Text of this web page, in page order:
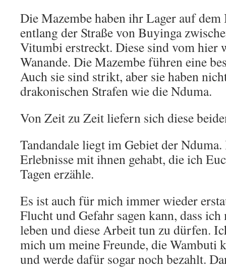
Die Mazembe haben ihr Lager auf
entlang der Straße von Buyinga
Vitumbi erstreckt. Diese sind vom hier
Wanande. Die Mazembe führen eine
Auch sie sind strikt, aber sie haben
drakonischen Strafen wie die Nduma.
Von Zeit zu Zeit liefern sich diese
Tandandale liegt im Gebiet der
Erlebnisse mit ihnen gehabt, die ich
Tagen erzähle.
Es ist auch für mich immer wieder
Flucht und Gefahr sagen kann, dass
leben und diese Arbeit tun zu dürfen.
mich um meine Freunde, die Wambuti
und werde dafür sogar noch bezahlt.